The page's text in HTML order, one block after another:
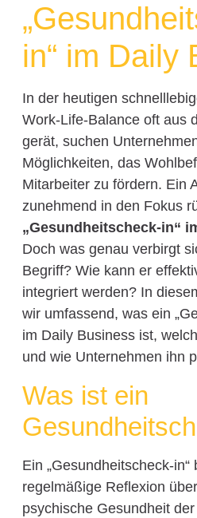
in“ im Daily
In der heutigen
Work-Life-Balance oft aus
gerät, suchen
Möglichkeiten, das
Mitarbeiter zu fördern. Ein
zunehmend in den Fokus
„Gesundheitscheck-in“
Doch was genau verbirgt
Begriff? Wie kann er
integriert werden? In
wir umfassend, was ein
im Daily Business ist,
und wie Unternehmen ihn
Was ist ein
Ein „Gesundheitscheck-
regelmäßige Reflexion
psychische Gesundheit